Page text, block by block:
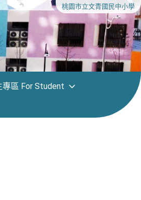
桃園市立文青國民中小學
專區 For Student